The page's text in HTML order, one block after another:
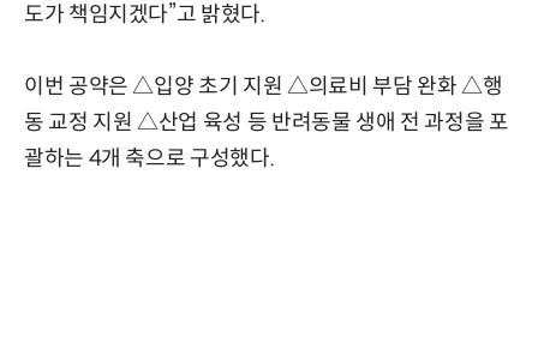
도가 책임지겠다”고 밝혔다.
이번 공약은 △입양 초기 지원 △의료비 부담 완화 △행
동 교정 지원 △산업 육성 등 반려동물 생애 전 과정을 포
괄하는 4개 축으로 구성했다.